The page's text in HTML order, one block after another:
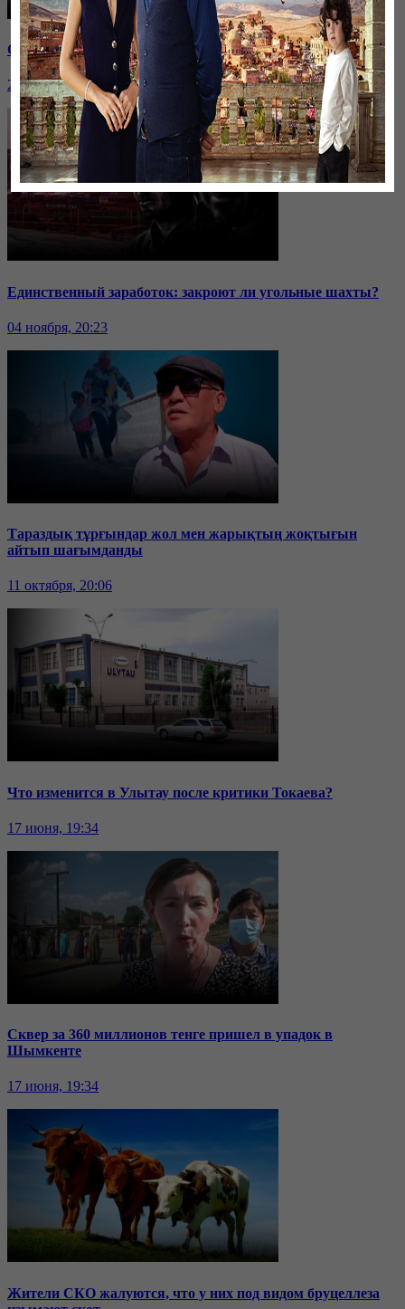
Саммит ОДКБ: под вопросом эффективность организации
24 ноября, 20:43
Единственный заработок: закроют ли угольные шахты?
04 ноября, 20:23
Тараздық тұрғындар жол мен жарықтың жоқтығын
айтып шағымданды
11 октября, 20:06
Что изменится в Улытау после критики Токаева?
17 июня, 19:34
Сквер за 360 миллионов тенге пришел в упадок в
Шымкенте
17 июня, 19:34
Жители СКО жалуются, что у них под видом бруцеллеза